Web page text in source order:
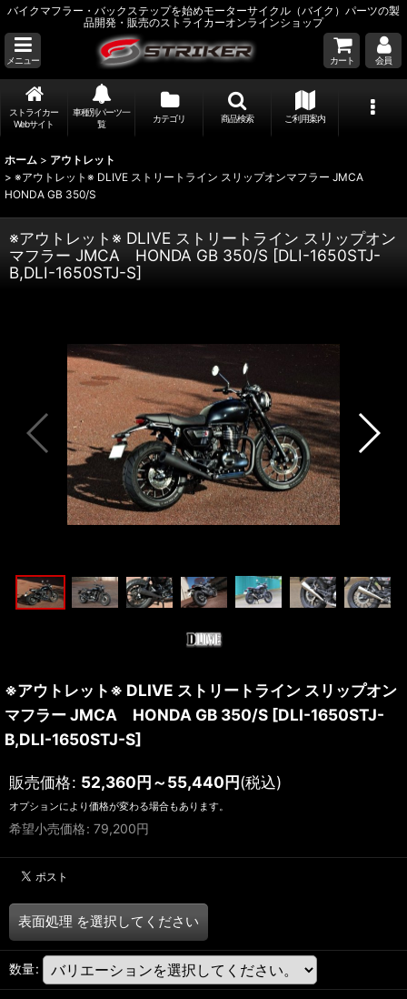
バイクマフラー・バックステップを始めモーターサイクル（バイク）パーツの製
品開発・販売のストライカーオンラインショップ
メニュー カート 会員
ストライカー
Webサイト
車種別パーツ一
覧
カテゴリ 商品検索 ご利用案内
ホーム > アウトレット
> ※アウトレット※ DLIVE ストリートライン スリップオンマフラー JMCA
HONDA GB 350/S
※アウトレット※ DLIVE ストリートライン スリップオン
マフラー JMCA HONDA GB 350/S [DLI-1650STJ-
B,DLI-1650STJ-S]
※アウトレット※ DLIVE ストリートライン スリップオン
マフラー JMCA HONDA GB 350/S [DLI-1650STJ-
B,DLI-1650STJ-S]
販売価格: 52,360円～55,440円(税込)
オプションにより価格が変わる場合もあります。
希望小売価格: 79,200円
表面処理 を選択してください
数量: